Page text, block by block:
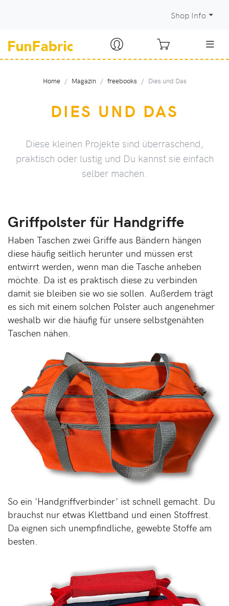
Shop Info
Home Magazin freebooks Dies und Das
DIES UND DAS
Diese kleinen Projekte sind überraschend,
praktisch oder lustig und Du kannst sie einfach
selber machen.
Griffpolster für Handgriffe
Haben Taschen zwei Griffe aus Bändern hängen
diese häufig seitlich herunter und müssen erst
entwirrt werden, wenn man die Tasche anheben
möchte. Da ist es praktisch diese zu verbinden
damit sie bleiben sie wo sie sollen. Außerdem trägt
es sich mit einem solchen Polster auch angenehmer
weshalb wir die häufig für unsere selbstgenähten
Taschen nähen.
So ein 'Handgriffverbinder' ist schnell gemacht. Du
brauchst nur etwas Klettband und einen Stoffrest.
Da eignen sich unempfindliche, gewebte Stoffe am
besten.